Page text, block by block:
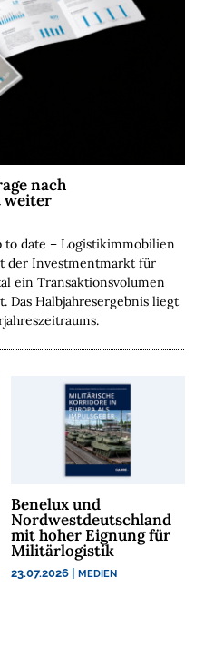
nach
weiter
to date – Logistikimmobilien
der Investmentmarkt für
ein Transaktionsvolumen
Das Halbjahresergebnis liegt
Benelux und
Nordwestdeutschland
mit hoher Eignung für
Militärlogistik
23.07.2026 |MEDIEN